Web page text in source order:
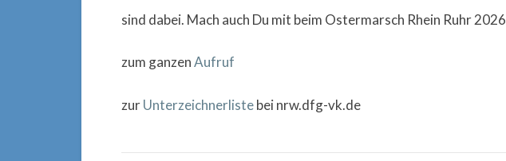
sind dabei. Mach auch Du mit beim Ostermarsch Rhein Ruhr 2026
zum ganzenAufruf
zurUnterzeichnerlistebei nrw.dfg-vk.de